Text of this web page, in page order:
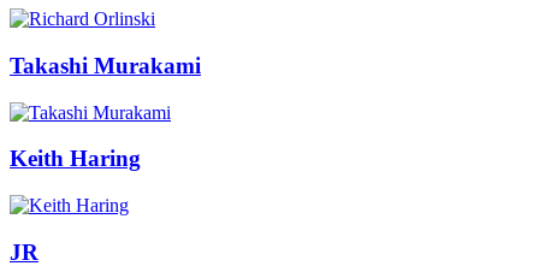
Takashi Murakami
Keith Haring
JR